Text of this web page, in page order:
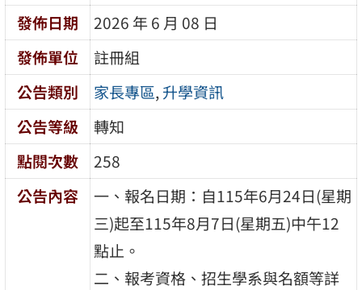
發佈日期
2026 年 6 月 08 日
發佈單位
註冊組
公告類別
家長專區,升學資訊
公告等級
轉知
點閱次數
258
公告內容
一、報名日期：自115年6月24日(星期
三)起至115年8月7日(星期五)中午12
點止。
二、報考資格、招生學系與名額等詳